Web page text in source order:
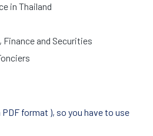
in Thailand
Finance and Securities
format ), so you have to use